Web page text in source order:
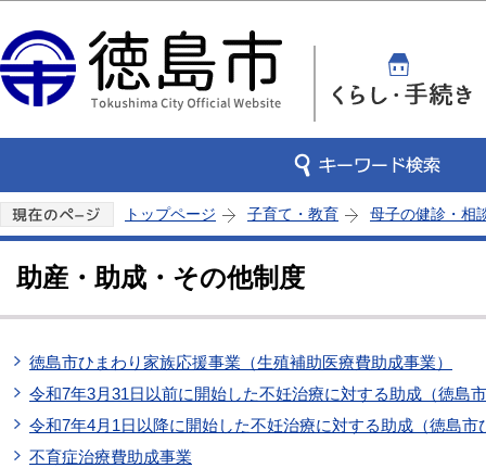
トップページ 子育て・教育 母子の健診・相
助産・助成・その他制度
徳島市ひまわり家族応援事業（生殖補助医療費助成事業）
令和7年3月31日以前に開始した不妊治療に対する助成（徳島
令和7年4月1日以降に開始した不妊治療に対する助成（徳島市
不育症治療費助成事業